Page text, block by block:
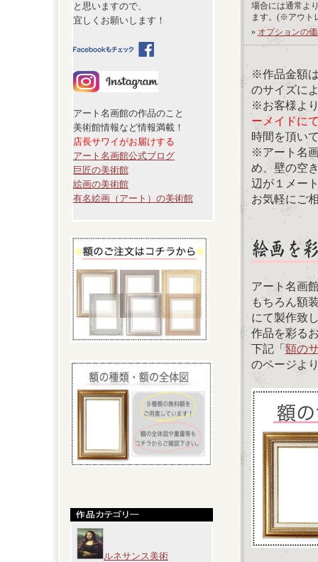
と思いますので、
宜しくお願いします！
アート名画館の作品のこと
美術館情報など情報満載！
店長サワイがお届けする
アート名画館公式ブログ
巨匠の美術館
絵画の美術館
有名絵画（アート）の美術館
ルネサンス美術
場合には通常よ
ます。(※アウト
» オプションの
※作品金額
のサイズに
※お客様よ
ーメイドに
時間を頂い
※アート名
め、壁の空
辺が１メー
お気軽にご
アート名画
もちろん額
にて製作致
作品を彩る
下記「額の
のページよ